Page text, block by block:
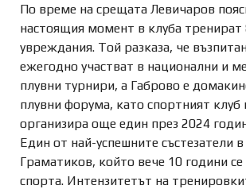
По време на срещата Левичаров
настоящия момент в клуба тренират
увреждания. Той разказа, че
ежегодно участват в национални и
плувни турнири, а Габрово е
плувни форума, като спортният клуб
организира още един през 2024
Един от най-успешните състезатели
Граматиков, който вече 10 години се
спорта. Интензитетът на